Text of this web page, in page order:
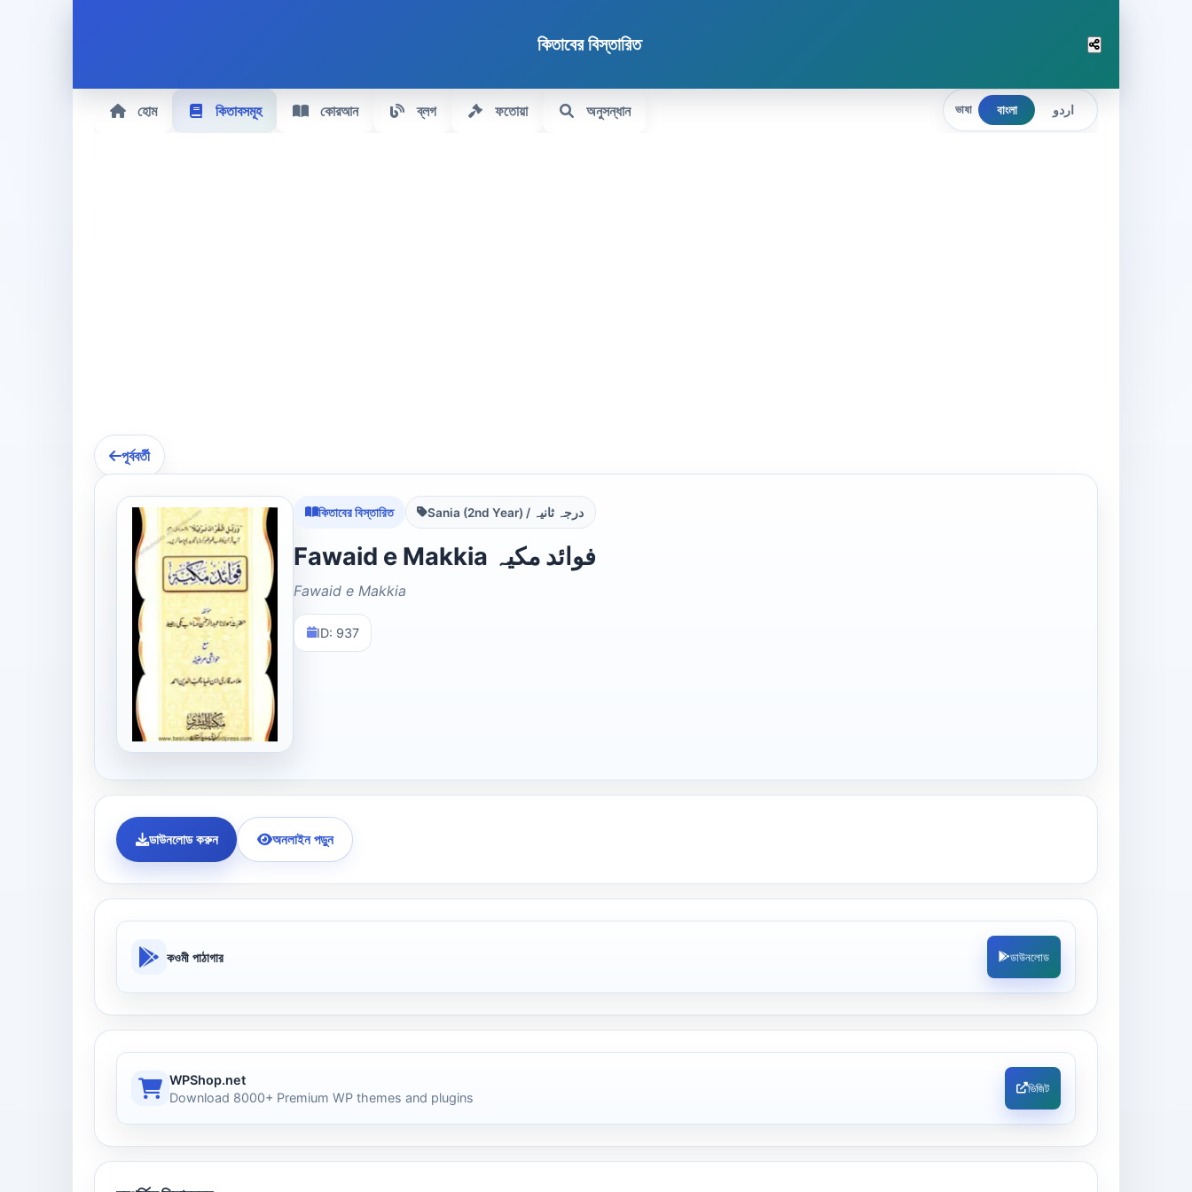
কিতাবের বিস্তারিত
হোম কিতাবসমূহ কোরআন ব্লগ ফতোয়া অনুসন্ধান ভাষা বাংলা اردو
পূর্ববর্তী
কিতাবের বিস্তারিত Sania (2nd Year) / درجہ ثانیہ
Fawaid e Makkia فوائد مکیہ
Fawaid e Makkia
ID: 937
ডাউনলোড করুন অনলাইন পড়ুন
কওমী পাঠাগার ডাউনলোড
WPShop.net
Download 8000+ Premium WP themes and plugins
ভিজিট